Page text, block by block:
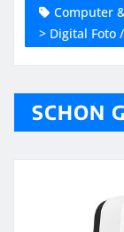
Computer
> Digital Foto
SCHON